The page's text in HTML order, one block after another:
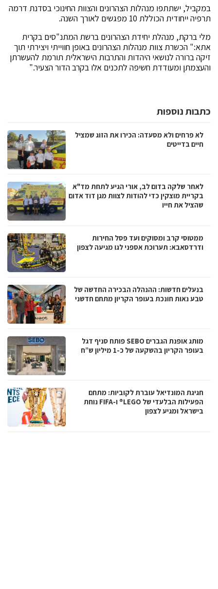
במקביל, ישתתפו מנהלות הצהרונים והצוות החינוכי בסדנת דרמה
תרפיה ייחודית הכוללת 10 מפגשים לאורך השנה.
מלי ברקת, מנהלת יחידת הצהרונים ברשת המתנ"סים בקרית
אתא:" הכשרת צוות מנהלות הצהרונים באופן חווייתי ויצירתי תוך
זיקה ברורה לנושאי היהדות והתרבות הישראלית תורמת להעשרתן
והעצמתן ומעודדת חשיפה לתכנים אלו בקרב הדור הצעיר."
כתבות נוספות
לא פרחים ולא מסעדה: הכירו את הזוג שמציל
חיים בדייטים
לאחר שלקה בדום לב, אורי הגיע לתחת מד"א
בקריית מוצקין כדי להודות לצוות מגן דוד אדום
שהציל את חייו
ממטוסי קרב ומסוקים ועד פסל החירות
ודרדסאבא: תערוכת אספני לגו מגיעה לצפון
בנעלים חדשות: ההנהלה הבכירה החדשה של
טבע נאות חונכת בעופר הקריון מתחם חדשני
מותג אופנת הגברים SEBO פותח סניף דגל
בעופר הקריון בהשקעה של כ-1 מיליון ש”ח
חגיגת המונדיאל עוברת לקוביות: מתחם
הפעילות הבלעדי של LEGO® ו-FIFA נוחת
בישראל ומגיע לצפון